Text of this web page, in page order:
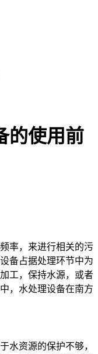
的使用前
率，来进行相关的污
备占据处理环节中为
工，保持水源，或者
，水处理设备在南方
水资源的保护不够，